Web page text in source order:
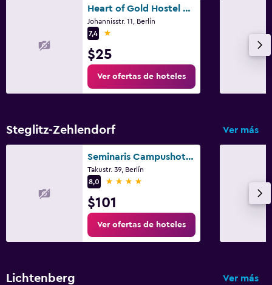
Heart of Gold Hostel & Capsules Berlin
Johannisstr. 11, Berlín
7,4
1 estrella
$25
Ver ofertas de hoteles
Steglitz-Zehlendorf Ver más
Seminaris Campushotel Berlin
Takustr. 39, Berlín
8,0
4 estrellas
$101
Ver ofertas de hoteles
Lichtenberg Ver más